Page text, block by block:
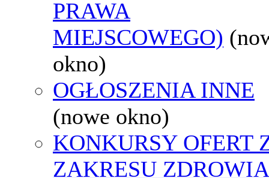
PRAWA
MIEJSCOWEGO)
okno)
OGŁOSZENIA INNE
(nowe okno)
KONKURSY OFERT
ZAKRESU ZDROWIA